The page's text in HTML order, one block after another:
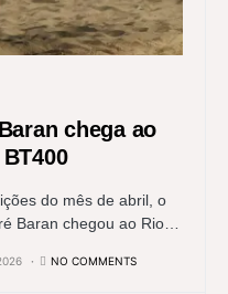
chega ao
do mês de abril, o
Baran chegou ao Rio…
NO COMMENTS